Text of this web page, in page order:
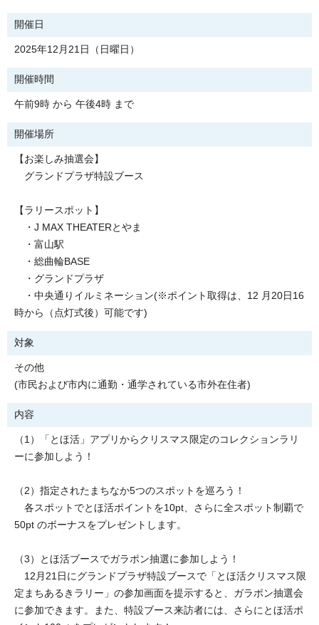
開催日
2025年12月21日（日曜日）
開催時間
午前9時 から 午後4時 まで
開催場所
【お楽しみ抽選会】
グランドプラザ特設ブース
【ラリースポット】
・J MAX THEATERとやま
・富山駅
・総曲輪BASE
・グランドプラザ
・中央通りイルミネーション(※ポイント取得は、12 月20日16
時から（点灯式後）可能です)
対象
その他
(市民および市内に通勤・通学されている市外在住者)
内容
（1）「とほ活」アプリからクリスマス限定のコレクションラリ
ーに参加しよう！
（2）指定されたまちなか5つのスポットを巡ろう！
各スポットでとほ活ポイントを10pt、さらに全スポット制覇で
50pt のボーナスをプレゼントします。
（3）とほ活ブースでガラポン抽選に参加しよう！
12月21日にグランドプラザ特設ブースで「とほ活クリスマス限
定まちあるきラリー」の参加画面を提示すると、ガラポン抽選会
に参加できます。また、特設ブース来訪者には、さらにとほ活ポ